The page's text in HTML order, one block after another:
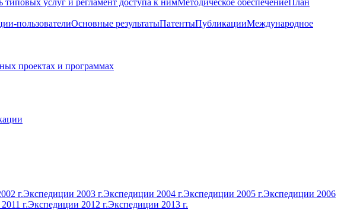
типовых услуг и регламент доступа к нимМетодическое обеспечениеПлан
пользователиОсновные результатыПатентыПубликацииМеждународное
проектах и программах
г.Экспедиции 2003 г.Экспедиции 2004 г.Экспедиции 2005 г.Экспедиции 2006
г.Экспедиции 2012 г.Экспедиции 2013 г.